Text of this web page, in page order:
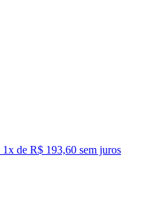
1x de R$ 193,60 sem juros